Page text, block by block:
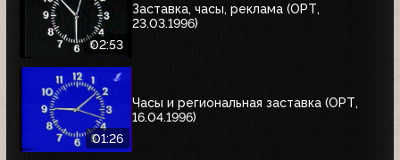
02:53
Заставка, часы, реклама (ОРТ,
23.03.1996)
01:26
Часы и региональная заставка (ОРТ,
16.04.1996)